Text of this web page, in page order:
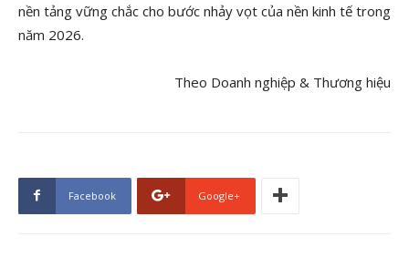
nền tảng vững chắc cho bước nhảy vọt của nền kinh tế trong
năm 2026.
Theo Doanh nghiệp & Thương hiệu
Facebook Google+